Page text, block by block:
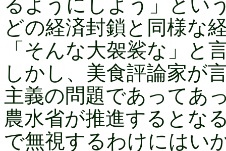
るようにしよう」とい
どの経済封鎖と同様な
「そんな大袈裟な」と
しかし、美食評論家が
主義の問題であってあ
農水省が推進するとな
で無視するわけにはい